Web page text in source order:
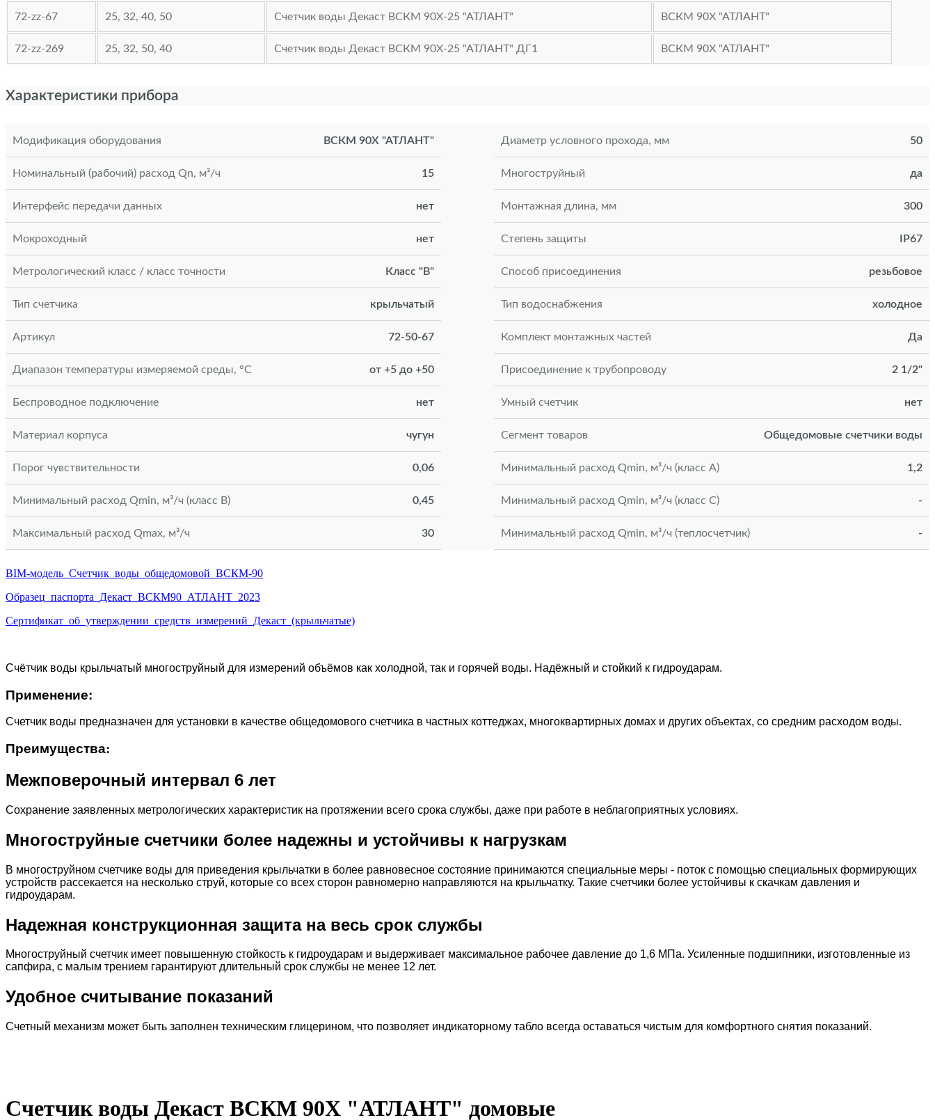
72-zz-67 25, 32, 40, 50 Счетчик воды Декаст ВСКМ 90Х-25 "АТЛАНТ" ВСКМ 90Х "АТЛАНТ"
72-zz-269 25, 32, 50, 40 Счетчик воды Декаст ВСКМ 90Х-25 "АТЛАНТ" ДГ1 ВСКМ 90Х "АТЛАНТ"
Характеристики прибора
Модификация оборудования ВСКМ 90Х "АТЛАНТ" Диаметр условного прохода, мм 50
Номинальный (рабочий) расход Qn, м³/ч 15 Многоструйный да
Интерфейс передачи данных нет Монтажная длина, мм 300
Мокроходный нет Степень защиты IP67
Метрологический класс / класс точности Класс "В" Способ присоединения резьбовое
Тип счетчика крыльчатый Тип водоснабжения холодное
Артикул 72-50-67 Комплект монтажных частей Да
Диапазон температуры измеряемой среды, °С от +5 до +50 Присоединение к трубопроводу 2 1/2"
Беспроводное подключение нет Умный счетчик нет
Материал корпуса чугун Сегмент товаров Общедомовые счетчики воды
Порог чувствительности 0,06 Минимальный расход Qmin, м³/ч (класс А) 1,2
Минимальный расход Qmin, м³/ч (класс В) 0,45 Минимальный расход Qmin, м³/ч (класс С) -
Максимальный расход Qmax, м³/ч 30 Минимальный расход Qmin, м³/ч (теплосчетчик) -
BIM-модель_Счетчик_воды_общедомовой_ВСКМ-90
Образец_паспорта_Декаст_ВСКМ90_АТЛАНТ_2023
Сертификат_об_утверждении_средств_измерений_Декаст_(крыльчатые)
Счётчик воды крыльчатый многоструйный для измерений объёмов как холодной, так и горячей воды. Надёжный и стойкий к гидроударам.
Применение:
Счетчик воды предназначен для установки в качестве общедомового счетчика в частных коттеджах, многоквартирных домах и других объектах, со средним расходом воды.
Преимущества:
Межповерочный интервал 6 лет
Сохранение заявленных метрологических характеристик на протяжении всего срока службы, даже при работе в неблагоприятных условиях.
Многоструйные счетчики более надежны и устойчивы к нагрузкам
В многоструйном счетчике воды для приведения крыльчатки в более равновесное состояние принимаются специальные меры - поток с помощью специальных формирующих
устройств рассекается на несколько струй, которые со всех сторон равномерно направляются на крыльчатку. Такие счетчики более устойчивы к скачкам давления и
гидроударам.
Надежная конструкционная защита на весь срок службы
Многоструйный счетчик имеет повышенную стойкость к гидроударам и выдерживает максимальное рабочее давление до 1,6 МПа. Усиленные подшипники, изготовленные из
сапфира, с малым трением гарантируют длительный срок службы не менее 12 лет.
Удобное считывание показаний
Счетный механизм может быть заполнен техническим глицерином, что позволяет индикаторному табло всегда оставаться чистым для комфортного снятия показаний.
Счетчик воды Декаст ВСКМ 90Х "АТЛАНТ" домовые